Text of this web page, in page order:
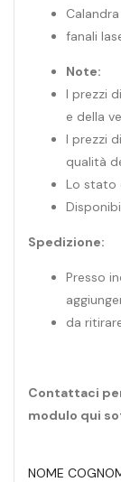
fanali
Note:
I prezzi
e della
I prezzi
qualità
Lo stato
Spedizione:
Presso
da
Contattaci
modulo qui
NOME